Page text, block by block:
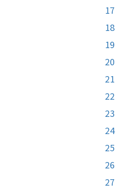
17
18
19
20
21
22
23
24
25
26
27